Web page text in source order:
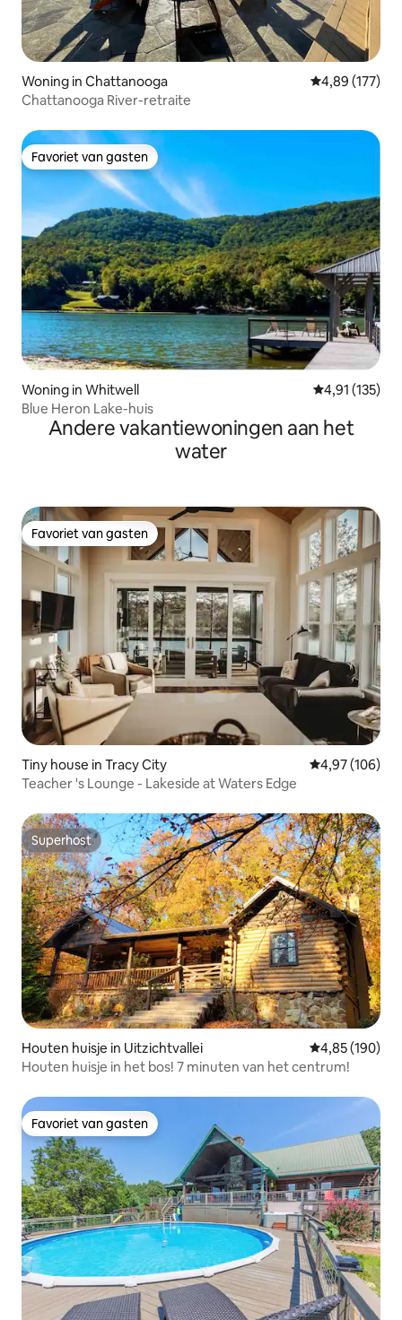
Woning in Chattanooga Gemiddelde
4,89 (177)
Chattanooga River-retraite
Favoriet van gasten
Favoriet van gasten
Woning in Whitwell Gemiddelde
4,91 (135)
Blue Heron Lake-huis
Andere vakantiewoningen aan het
water
Favoriet van gasten
Favoriet van gasten
Tiny house in Tracy City Gemiddelde
4,97 (106)
Teacher 's Lounge - Lakeside at Waters Edge
Superhost
Superhost
Houten huisje in Uitzichtvallei Gemiddelde
4,85 (190)
Houten huisje in het bos! 7 minuten van het centrum!
Favoriet van gasten
Favoriet van gasten